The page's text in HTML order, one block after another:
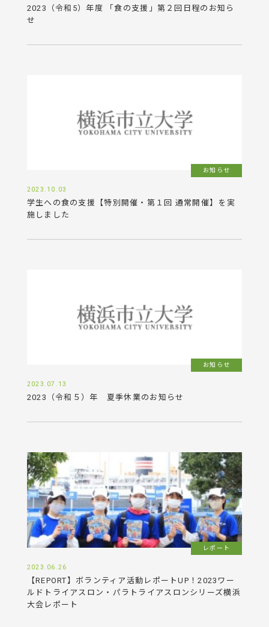
2023（令和5）年度 「食の支援」第２回日程のお知ら
せ
お知らせ
2023.10.03
学生への食の支援【特別開催・第１回 通常開催】を実
施しました
お知らせ
2023.07.13
2023（令和５）年 夏季休業のお知らせ
レポート
2023.06.26
【REPORT】ボランティア活動レポートUP！2023ワー
ルドトライアスロン・パラトライアスロンシリーズ横浜
大会レポート